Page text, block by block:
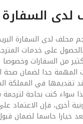
السفارة
محلف لدى السفارة
على خدمات
من السفارات وخصوصا
المهمة جدا لضمان صحة
تقديمها في المملكة
سواء كنت بحاجة
أخرى، فإن الاعتماد
خيارا حاسما لضمان